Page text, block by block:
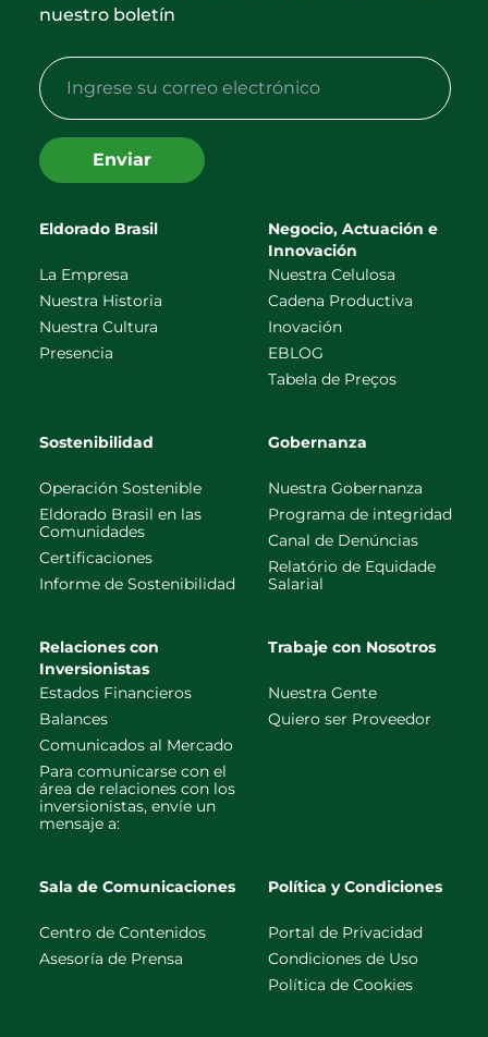
nuestro boletín
Enviar
Eldorado Brasil
La Empresa
Nuestra Historia
Nuestra Cultura
Presencia
Negocio, Actuación e
Innovación
Nuestra Celulosa
Cadena Productiva
Inovación
EBLOG
Tabela de Preços
Sostenibilidad
Operación Sostenible
Eldorado Brasil en las
Comunidades
Certificaciones
Informe de Sostenibilidad
Gobernanza
Nuestra Gobernanza
Programa de integridad
Canal de Denúncias
Relatório de Equidade
Salarial
Relaciones con
Inversionistas
Estados Financieros
Balances
Comunicados al Mercado
Para comunicarse con el
área de relaciones con los
inversionistas, envíe un
mensaje a:
Trabaje con Nosotros
Nuestra Gente
Quiero ser Proveedor
Sala de Comunicaciones
Centro de Contenidos
Asesoría de Prensa
Política y Condiciones
Portal de Privacidad
Condiciones de Uso
Política de Cookies